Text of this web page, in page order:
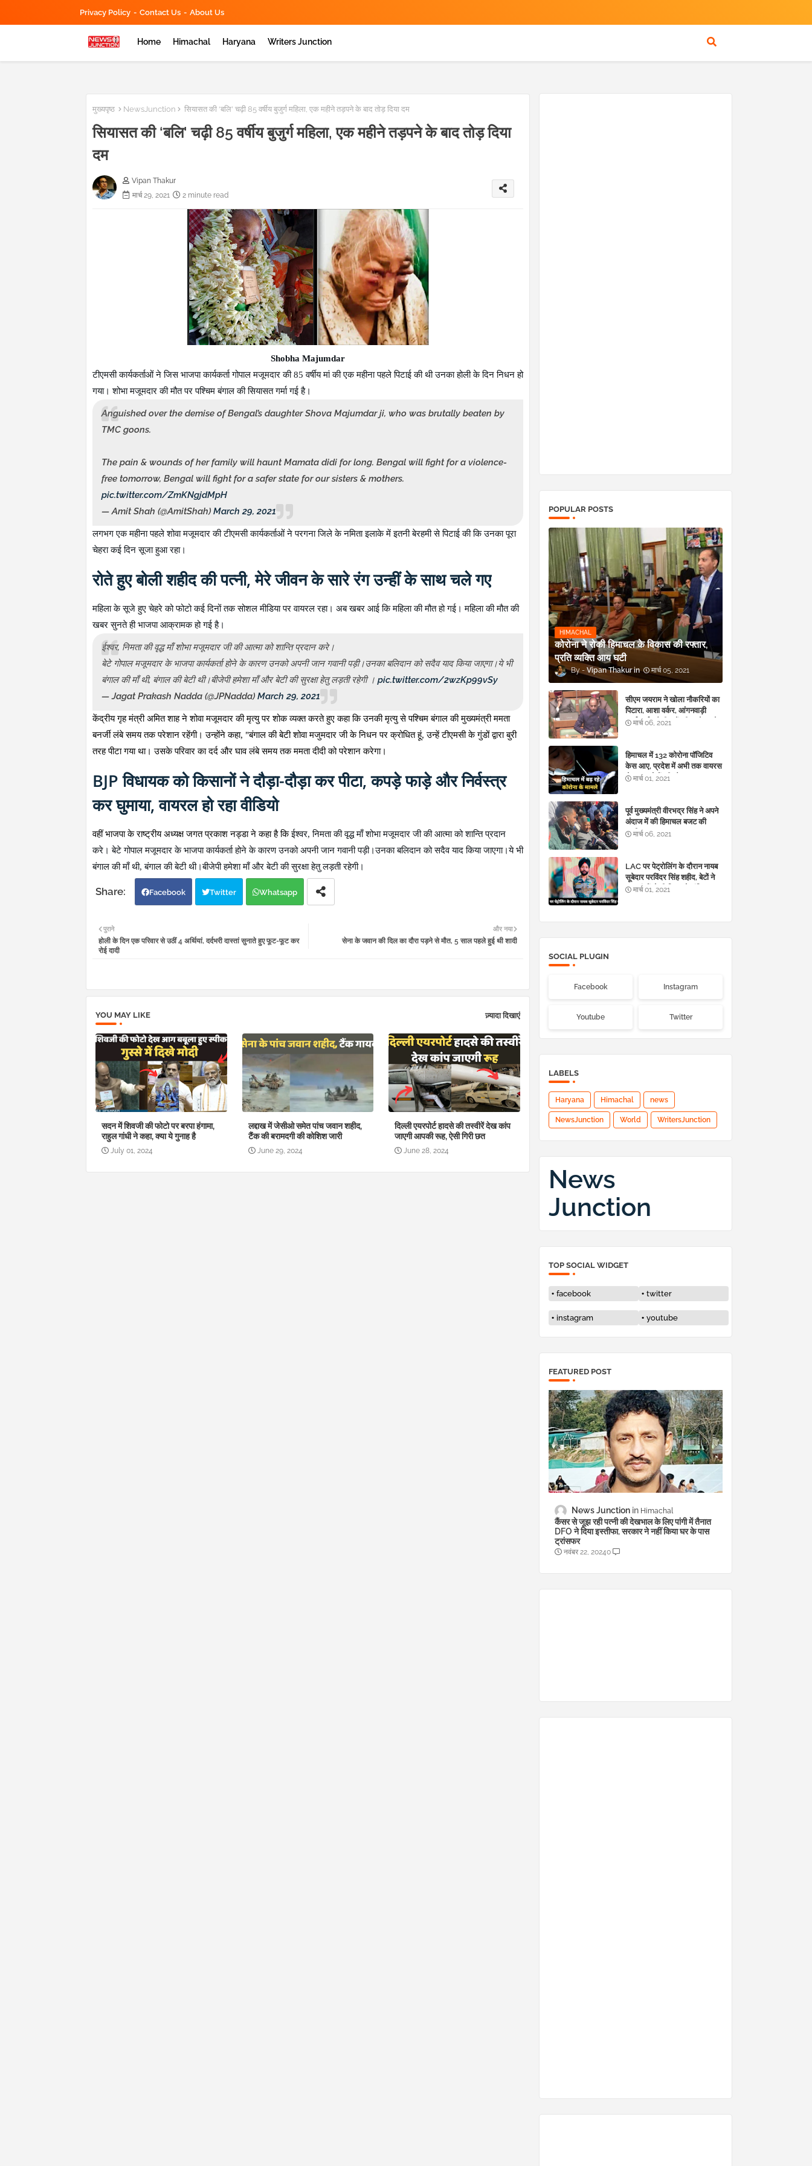
Privacy Policy Contact Us About Us
Home Himachal Haryana Writers Junction
मुख्यपृष्ठ NewsJunction सियासत की ‘बलि' चढ़ी 85 वर्षीय बुजुर्ग महिला, एक महीने तड़पने के बाद तोड़ दिया दम
सियासत की ‘बलि' चढ़ी 85 वर्षीय बुजुर्ग महिला, एक महीने तड़पने के बाद तोड़ दिया
दम
Vipan Thakur
मार्च 29, 2021
2 minute read
Shobha Majumdar
टीएमसी कार्यकर्ताओं नेजिस भाजपा कार्यकर्ता गोपाल मजूमदार की85वर्षीय मांकी एक महीना पहले पिटाई की थी उनका होली के दिन निधन हो
गया। शोभा मजूमदार की मौत पर पश्चिम बंगाल की सियासत गर्मा गई है।
Anguished over the demise of Bengal’s daughter Shova Majumdar ji, who was brutally beaten by
TMC goons.
The pain & wounds of her family will haunt Mamata didi for long. Bengal will fight for a violence-
free tomorrow, Bengal will fight for a safer state for our sisters & mothers.
pic.twitter.com/ZmKNgjdMpH
— Amit Shah (@AmitShah) March 29, 2021
लगभग एक महीना पहले शोवा मजूमदार की टीएमसी कार्यकर्ताओं ने परगना जिले के नमिता इलाके में इतनी बेरहमी से पिटाई की कि उनका पूरा
चेहरा कई दिन सूजा हुआ रहा।
रोते हुए बोली शहीद की पत्नी, मेरे जीवन के सारे रंग उन्हीं के साथ चले गए
महिला के सूजे हुए चेहरे को फोटो कई दिनों तक सोशल मीडिया पर वायरल रहा। अब खबर आई कि महिला की मौत हो गई। महिला की मौत की
खबर सुनते ही भाजपा आक्रामक हो गई है।
ईश्वर, निमता की वृद्ध माँ शोभा मजूमदार जी की आत्मा को शान्ति प्रदान करे।
बेटे गोपाल मजूमदार के भाजपा कार्यकर्ता होने के कारण उनको अपनी जान गवानी पड़ी।उनका बलिदान को सदैव याद किया जाएगा।ये भी
बंगाल की माँ थी, बंगाल की बेटी थी।बीजेपी हमेशा माँ और बेटी की सुरक्षा हेतु लड़ती रहेगी । pic.twitter.com/2wzKp99vSy
— Jagat Prakash Nadda (@JPNadda) March 29, 2021
केंद्रीय गृह मंत्री अमित शाह नेशोवा मजूमदारकी मृत्यु पर शोक व्यक्त करते हुए कहा कि उनकी मृत्यु से पश्चिम बंगाल की मुख्यमंत्री ममता
बनर्जी लंबे समय तक परेशान रहेंगी। उन्होंने कहा, "बंगाल की बेटी शोवा मजुमदार जी के निधन पर क्रोधित हूं,उन्हें टीएमसी के गुंडों द्वारा बुरी
तरह पीटा गया था। उसके परिवार का दर्द और घाव लंबे समय तक ममता दीदी को परेशान करेगा।
BJP विधायक को किसानों ने दौड़ा-दौड़ा कर पीटा, कपड़े फाड़े और निर्वस्त्र
कर घुमाया, वायरल हो रहा वीडियो
वहीं भाजपा के राष्ट्रीय अध्यक्ष जगत प्रकाश नड्डा ने कहा है किईश्वर,निमता की वृद्ध माँ शोभा मजूमदार जी की आत्मा को शान्ति प्रदान
करे। बेटे गोपाल मजूमदार के भाजपा कार्यकर्ता होने के कारण उनको अपनी जान गवानी पड़ी।उनका बलिदान को सदैव याद किया जाएगा।ये भी
बंगाल की माँ थी,बंगाल की बेटी थी।बीजेपी हमेशा माँ और बेटी की सुरक्षा हेतु लड़ती रहेगी।
Facebook Twitter Whatsapp
और नया
सेना के जवान की दिल का दौरा पड़ने से मौत, 5 साल पहले हुई थी शादी
पुराने
होली के दिन एक परिवार से उठीं 4 अर्थियां, दर्दभरी दास्तां सुनाते हुए फूट-फूट कर
रोई दादी
YOU MAY LIKE ज़्यादा दिखाएं
सदन में शिवजी की फोटो पर बरपा हंगामा,
राहुल गांधी ने कहा, क्या ये गुनाह है
July 01, 2024
लद्दाख में जेसीओ समेत पांच जवान शहीद,
टैंक की बरामदगी की कोशिश जारी
June 29, 2024
दिल्ली एयरपोर्ट हादसे की तस्वीरें देख कांप
जाएगी आपकी रूह, ऐसी गिरी छत
June 28, 2024
POPULAR POSTS
HIMACHAL
कोरोना ने रोकी हिमाचल के विकास की रफ्तार,
प्रति व्यक्ति आय घटी
Vipan Thakur मार्च 05, 2021
सीएम जयराम ने खोला नौकरियों का
पिटारा, आशा वर्कर, आंगनवाड़ी
कार्यकर्ता, चौकीदारों की बल्ले-बल्ले
मार्च 06, 2021
हिमाचल में 132 कोरोना पॉजिटिव
केस आए, प्रदेश में अभी तक वायरस
से 983 लोगों की मौत
मार्च 01, 2021
पूर्व मुख्यमंत्री वीरभद्र सिंह ने अपने
अंदाज में की हिमाचल बजट की
‘तारीफ’
मार्च 06, 2021
LAC पर पेट्रोलिंग के दौरान नायब
सूबेदार परविंदर सिंह शहीद, बेटों ने
नम आंखों से दी पिता को अंतिम
मार्च 01, 2021
SOCIAL PLUGIN
Facebook Instagram
Youtube Twitter
LABELS
Haryana Himachal news
NewsJunction World WritersJunction
News
Junction
TOP SOCIAL WIDGET
facebook twitter
instagram youtube
FEATURED POST
News Junction Himachal
कैंसर से जूझ रही पत्नी की देखभाल के लिए पांगी में तैनात
DFO ने दिया इस्तीफा, सरकार ने नहीं किया घर के पास
ट्रांसफर
नवंबर 22, 20240